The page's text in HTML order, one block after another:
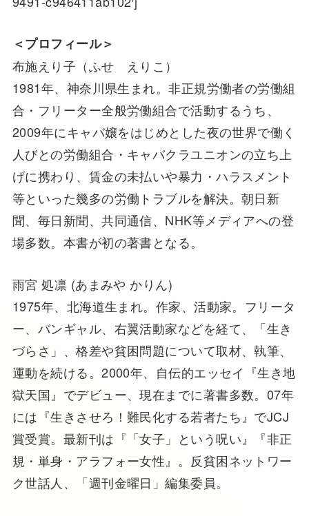
＜プロフィール＞
布施えり子（ふせ えりこ）
1981年、神奈川県生まれ。非正規労働者の労働組
合・フリーター全般労働組合で活動するうち、
2009年にキャバ嬢をはじめとした夜の世界で働く
人びとの労働組合・キャバクラユニオンの立ち上
げに携わり、賃金の未払いや暴力・ハラスメント
等といった幾多の労働トラブルを解決。朝日新
聞、毎日新聞、共同通信、NHK等メディアへの登
場多数。本書が初の著書となる。
雨宮 処凛 (あまみや かりん)
1975年、北海道生まれ。作家、活動家。フリータ
ー、バンギャル、右翼活動家などを経て、「生き
づらさ」、格差や貧困問題について取材、執筆、
運動を続ける。2000年、自伝的エッセイ『生き地
獄天国』でデビュー、現在までに著書多数。07年
には『生きさせろ！難民化する若者たち』でJCJ
賞受賞。最新刊は『「女子」という呪い』『非正
規・単身・アラフォー女性』。反貧困ネットワー
ク世話人、「週刊金曜日」編集委員。